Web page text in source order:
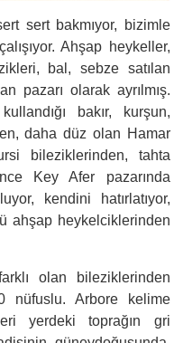
sert bakmıyor, bizimle
Ahşap heykeller,
bal, sebze satılan
pazarı olarak ayrılmış.
bakır, kurşun,
daha düz olan Hamar
bileziklerinden, tahta
Key Afer pazarında
kendini hatırlatıyor,
ahşap heykelciklerinden
olan bileziklerinden
nüfuslu. Arbore kelime
yerdeki toprağın gri